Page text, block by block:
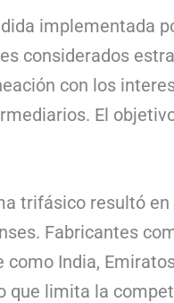
implementada
considerados
con los
El
trifásico resultó
Fabricantes
India,
que limita la